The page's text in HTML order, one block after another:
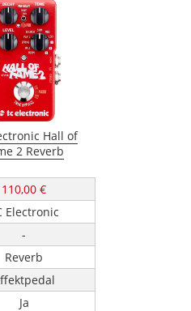
Hall of
2 Reverb
110,00 €
Electronic
-
Reverb
Ja